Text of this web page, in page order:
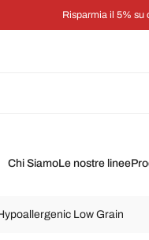
Risparmia il 5% su
Chi SiamoLe nostre linee
Low Grain